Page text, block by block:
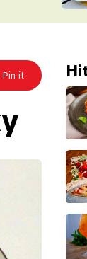
ČASOPIS
Pin it